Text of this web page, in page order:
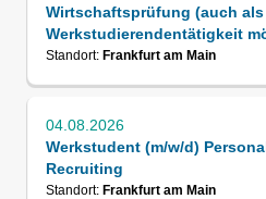
Wirtschaftsprüfung (auch als
Werkstudierendentätigkeit
Standort: Frankfurt am Main
04.08.2026
Werkstudent (m/w/d)
Recruiting
Standort: Frankfurt am Main